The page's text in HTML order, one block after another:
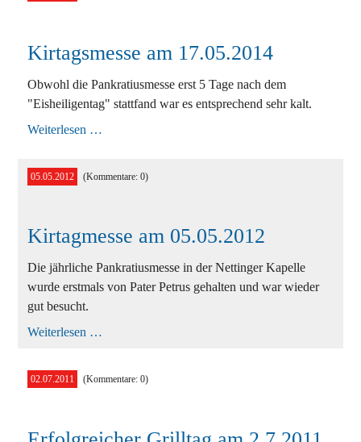
Kirtagsmesse am 17.05.2014
Obwohl die Pankratiusmesse erst 5 Tage nach dem
"Eisheiligentag" stattfand war es entsprechend sehr kalt.
Weiterlesen …
05.05.2012 (Kommentare: 0)
Kirtagmesse am 05.05.2012
Die jährliche Pankratiusmesse in der Nettinger Kapelle
wurde erstmals von Pater Petrus gehalten und war wieder
gut besucht.
Weiterlesen …
02.07.2011 (Kommentare: 0)